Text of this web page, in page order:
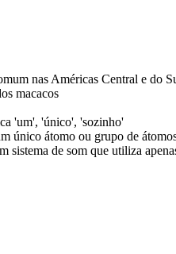
nas Américas Central e do
macacos
'um', 'único', 'sozinho'
único átomo ou grupo de
sistema de som que utiliza